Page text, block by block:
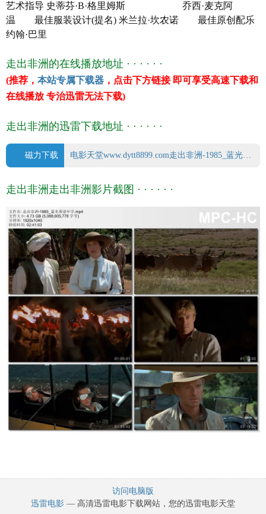
艺术指导 史蒂芬·B·格里姆斯 乔西·麦克阿
温 最佳服装设计(提名) 米兰拉·坎农诺 最佳原创配乐
约翰·巴里
走出非洲的在线播放地址 · · · · · ·
(推荐， 本站专属下载器 ，点击下方链接 即可享受高速下载和
在线播放 专治迅雷无法下载)
走出非洲的迅雷下载地址 · · · · · ·
磁力下载 电影天堂www.dytt8899.com走出非洲-1985_蓝光英语中字.mp4.torrent
走出非洲走出非洲影片截图 · · · · · ·
访问电脑版
迅雷电影 — 高清迅雷电影下载网站，您的迅雷电影天堂